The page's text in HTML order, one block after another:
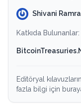
Shivani
Katkıda Bulunanlar:
Editöryal
fazla bilgi için buraya